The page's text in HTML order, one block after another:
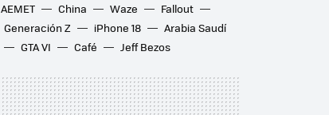
AEMET
China Waze
Fallout
Generación Z
iPhone 18
Arabia Saudí
GTA VI
Café Jeff Bezos